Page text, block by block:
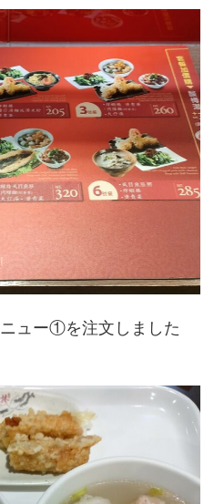
ュー①を注文しました